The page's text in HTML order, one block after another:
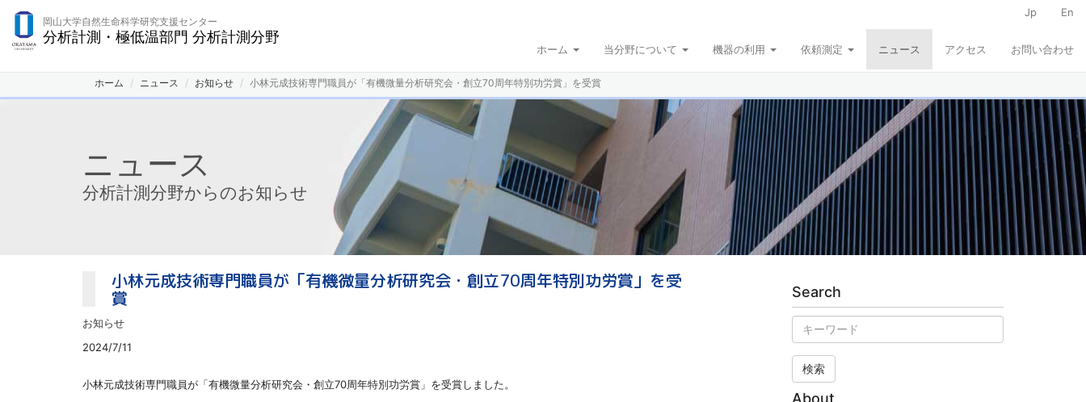
岡山大学自然生命科学研究支援センター
分析計測・極低温部門 分析計測分野
Jp En
ホーム 当分野について 機器の利用 依頼測定 ニュース アクセス お問い合わせ
ホーム ニュース お知らせ 小林元成技術専門職員が「有機微量分析研究会・創立70周年特別功労賞」を受賞
ニュース
分析計測分野からのお知らせ
小林元成技術専門職員が「有機微量分析研究会・創立70周年特別功労賞」を受
賞
お知らせ
2024/7/11
小林元成技術専門職員が「有機微量分析研究会・創立70周年特別功労賞」を受賞しました。
Search
検索
About